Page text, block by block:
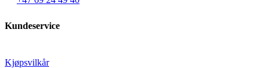
Kundeservice
Kjøpsvilkår